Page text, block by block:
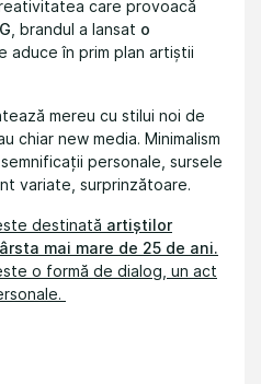
care provoacă
, brandul a lansat o
aduce în prim plan artiștii
mereu cu stilui noi de
chiar new media. Minimalism
personale, sursele
variate, surprinzătoare.
destinată artiștilor
mai mare de 25 de ani.
o formă de dialog, un act